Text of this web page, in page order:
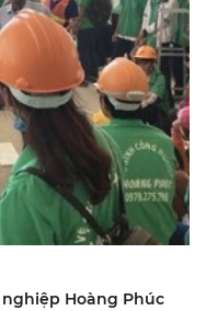
Hoàng Phúc